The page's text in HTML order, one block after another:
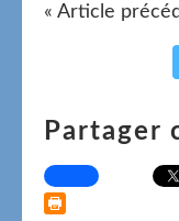
« Article
Partager